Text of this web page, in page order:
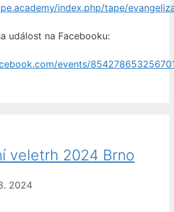
index.php/tape/
událost na Facebooku:
events/
veletrh 2024 Brno
2024